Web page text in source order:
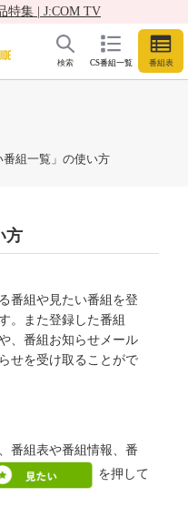
特集 | J:COM TV
CS番組一覧 番組表
検索
番組一覧」の使い方
方
番組や見たい番組を登
。また登録した番組
、番組お知らせメール
せを受け取ることがで
番組表や番組情報、番
を押して